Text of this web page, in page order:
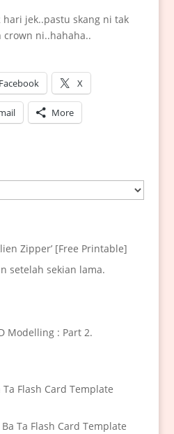
jek..pastu skang ni tak
crown ni..hahaha..
Facebook X
More
Zipper’ [Free Printable]
setelah sekian lama.
Modelling : Part 2.
Flash Card Template
Ta Flash Card Template